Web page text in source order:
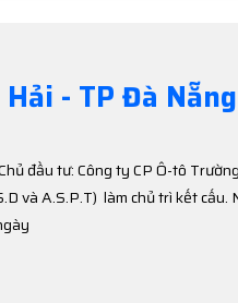
- TP Đà Nẵng
đầu tư: Công ty CP Ô-tô
và A.S.P.T) làm chủ trì kết